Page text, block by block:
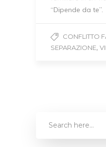
“Dipende da te”.
CONFLITTO
SEPARAZIONE,